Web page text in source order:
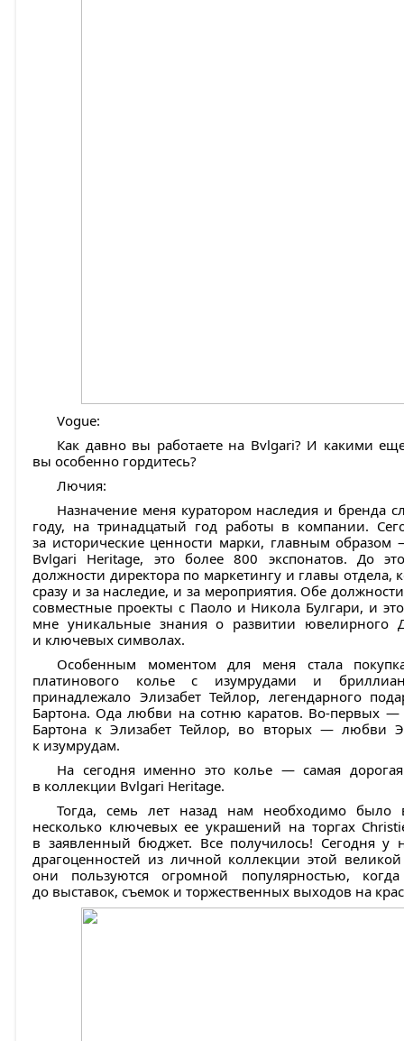
Vogue:
Как давно вы работаете на Bvlgari? И какими
вы особенно гордитесь?
Лючия:
Назначение меня куратором наследия и бренда
году, на тринадцатый год работы в компании.
за исторические ценности марки, главным
Bvlgari Heritage, это более 800 экспонатов. До
должности директора по маркетингу и главы отдела,
сразу и за наследие, и за мероприятия. Обе
совместные проекты с Паоло и Никола Булгари, и
мне уникальные знания о развитии ювелирного
и ключевых символах.
Особенным моментом для меня стала
платинового колье с изумрудами и
принадлежало Элизабет Тейлор, легендарного
Бартона. Ода любви на сотню каратов. Во-первых
Бартона к Элизабет Тейлор, во вторых — любви
к изумрудам.
На сегодня именно это колье — самая дорогая
в коллекции Bvlgari Heritage.
Тогда, семь лет назад нам необходимо было
несколько ключевых ее украшений на торгах
в заявленный бюджет. Все получилось! Сегодня у
драгоценностей из личной коллекции этой
они пользуются огромной популярностью,
до выставок, съемок и торжественных выходов на